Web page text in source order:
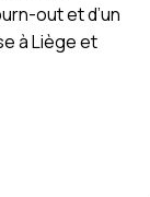
out et d’un
à Liège et